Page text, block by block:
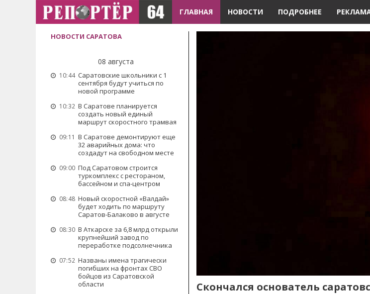
ГЛАВНАЯ НОВОСТИ ПОДРОБНЕЕ
НОВОСТИ САРАТОВА
08 августа
10:44 Саратовские школьники с 1
сентября будут учиться по
новой программе
10:32 В Саратове планируется
создать новый единый
маршрут скоростного трамвая
09:11 В Саратове демонтируют еще
32 аварийных дома: что
создадут на свободном месте
09:00 Под Саратовом строится
туркомплекс с рестораном,
бассейном и спа-центром
08:48 Новый скоростной «Валдай»
будет ходить по маршруту
Саратов-Балаково в августе
08:30 В Аткарске за 6,8 млрд открыли
крупнейший завод по
переработке подсолнечника
07:52 Названы имена трагически
погибших на фронтах СВО
бойцов из Саратовской
области
Скончался основатель